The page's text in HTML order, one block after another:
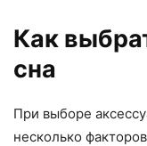
Как
сна
При выборе
несколько